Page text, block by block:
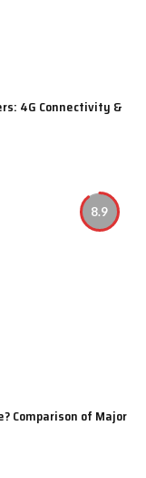
4G Connectivity &
8.9
Comparison of Major